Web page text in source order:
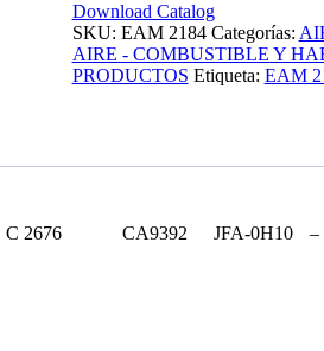
COUPE
FX
2.7
07>/COUPE
02>/KIA
Download Catalog
SKU: EAM 2184 Categorías:
AIRE - COMBUSTIBLE Y
PRODUCTOS Etiqueta: EAM
C 2676 CA9392 JFA-0H10 –